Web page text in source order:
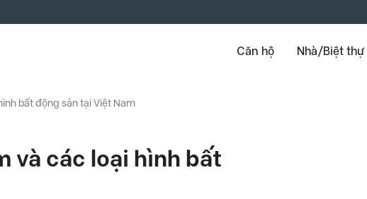
Căn hộ Nhà/Biệt thự
bất động sản tại Việt Nam
và các loại hình bất